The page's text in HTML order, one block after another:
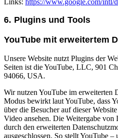
6. Plugins und Tools
YouTube mit erweitertem
Unsere Website nutzt Plugins der
Seiten ist die YouTube, LLC, 901
94066, USA.
Wir nutzen YouTube im erweiterten
Modus bewirkt laut YouTube, dass
über die Besucher auf dieser
Video ansehen. Die Weitergabe von
durch den erweiterten
ausgeschlossen. So stellt YouTube